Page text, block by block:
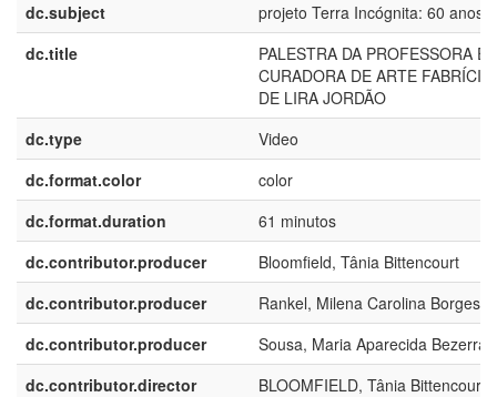
dc.subject
projeto Terra Incógnita: 60 anos
dc.title
PALESTRA DA PROFESSORA E
CURADORA DE ARTE FABRÍCIA
DE LIRA JORDÃO
dc.type
Video
dc.format.color
color
dc.format.duration
61 minutos
dc.contributor.producer
Bloomfield, Tânia Bittencourt
dc.contributor.producer
Rankel, Milena Carolina Borges
dc.contributor.producer
Sousa, Maria Aparecida Bezerra
dc.contributor.director
BLOOMFIELD, Tânia Bittencourt